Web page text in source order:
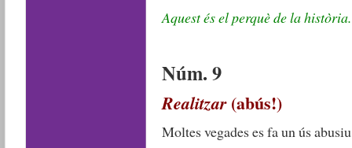
Aquest és el perquè de la història.
Núm. 9
Realitzar(abús!)
Moltes vegades es fa un ús